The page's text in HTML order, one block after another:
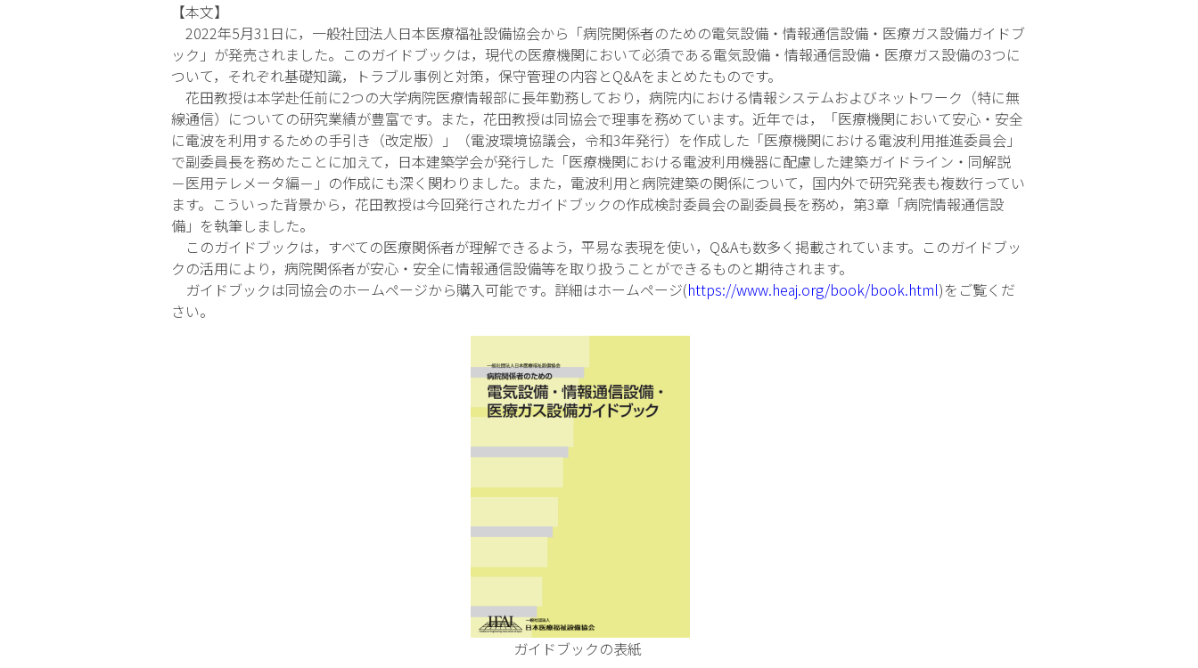
【本文】
2022年5月31日に，一般社団法人日本医療福祉設備協会から「病院関係者のための電気設備・情報通信設備・医療ガス設備ガイドブ
ック」が発売されました。このガイドブックは，現代の医療機関において必須である電気設備・情報通信設備・医療ガス設備の3つに
ついて，それぞれ基礎知識，トラブル事例と対策，保守管理の内容とQ&Aをまとめたものです。
花田教授は本学赴任前に2つの大学病院医療情報部に長年勤務しており，病院内における情報システムおよびネットワーク（特に無
線通信）についての研究業績が豊富です。また，花田教授は同協会で理事を務めています。近年では，「医療機関において安心・安全
に電波を利用するための手引き（改定版）」（電波環境協議会，令和3年発行）を作成した「医療機関における電波利用推進委員会」
で副委員長を務めたことに加えて，日本建築学会が発行した「医療機関における電波利用機器に配慮した建築ガイドライン・同解説
－医用テレメータ編－」の作成にも深く関わりました。また，電波利用と病院建築の関係について，国内外で研究発表も複数行ってい
ます。こういった背景から，花田教授は今回発行されたガイドブックの作成検討委員会の副委員長を務め，第3章「病院情報通信設
備」を執筆しました。
このガイドブックは，すべての医療関係者が理解できるよう，平易な表現を使い，Q&Aも数多く掲載されています。このガイドブッ
クの活用により，病院関係者が安心・安全に情報通信設備等を取り扱うことができるものと期待されます。
ガイドブックは同協会のホームページから購入可能です。詳細はホームページ(https://www.heaj.org/book/book.html)をご覧くだ
さい。
ガイドブックの表紙